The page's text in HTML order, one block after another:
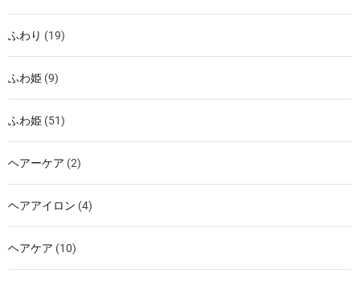
ふわり (19)
ふわ姫 (9)
ふわ姫 (51)
ヘアーケア (2)
ヘアアイロン (4)
ヘアケア (10)